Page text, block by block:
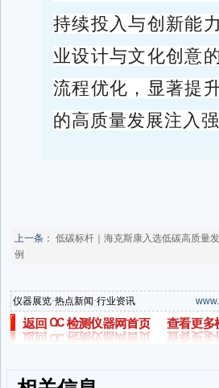
持续投入与创新能
业设计与文化创意
流程优化，显著提
的高质量发展注入强
上一条： 低碳标杆｜海克斯康入选低碳高质量
例
仪器展览·热点新闻·行业资讯